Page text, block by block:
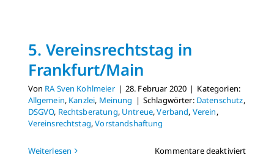
5. Vereinsrechtstag in
Frankfurt/Main
Von RA Sven Kohlmeier | 28. Februar 2020 | Kategorien:
Allgemein, Kanzlei, Meinung | Schlagwörter: Datenschutz,
DSGVO, Rechtsberatung, Untreue,Verband, Verein,
Vereinsrechtstag,Vorstandshaftung
Weiterlesen Kommentare deaktiviertfür